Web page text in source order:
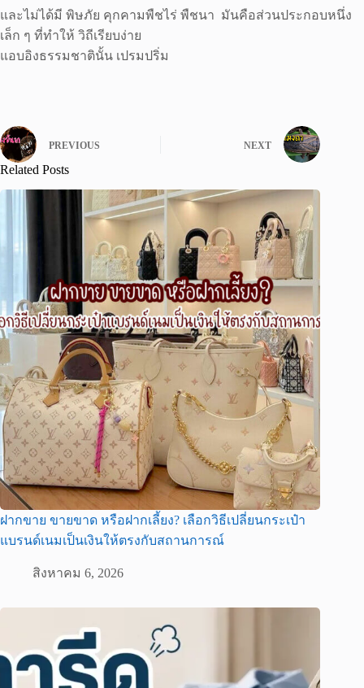
และไม่ได้มี พิษภัย คุกคามพืชไร่ พืชนา มันคือส่วนประกอบหนึ่ง
เล็ก ๆ ที่ทำให้ วิถีเรียบง่าย
แอบอิงธรรมชาตินั้น เปรมปริ่ม
PREVIOUS NEXT
Related Posts
ฝากขาย ขายขาด หรือฝากเลี้ยง? เลือกวิธีเปลี่ยนกระเป๋า
แบรนด์เนมเป็นเงินให้ตรงกับสถานการณ์
สิงหาคม 6, 2026